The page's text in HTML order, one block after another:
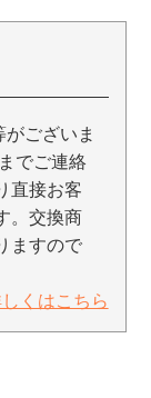
ございま
でご連絡
直接お客
。交換商
ますので
くはこちら